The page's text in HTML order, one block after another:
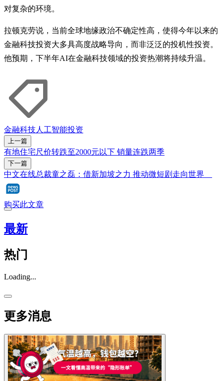
对复杂的环境。
拉顿克劳说，当前全球地缘政治不确定性高，使得今年以来的
金融科技投资大多具高度战略导向，而非泛泛的投机性投资。
他预期，下半年AI在金融科技领域的投资热潮将持续升温。
金融科技人工智能投资
上一篇
有地住宅尺价转跌至2000元以下 销量连跌两季
下一篇
中文在线总裁童之磊：借新加坡之力 推动微短剧走向世界
购买此文章
最新
热门
Loading...
更多消息